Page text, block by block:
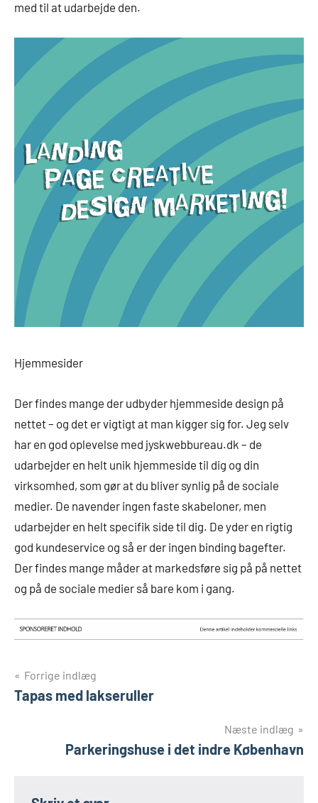
med til at udarbejde den.
Hjemmesider
Der findes mange der udbyder hjemmeside design på
nettet – og det er vigtigt at man kigger sig for. Jeg selv
har en god oplevelse med jyskwebbureau.dk – de
udarbejder en helt unik hjemmeside til dig og din
virksomhed, som gør at du bliver synlig på de sociale
medier. De navender ingen faste skabeloner, men
udarbejder en helt specifik side til dig. De yder en rigtig
god kundeservice og så er der ingen binding bagefter.
Der findes mange måder at markedsføre sig på på nettet
og på de sociale medier så bare kom i gang.
Indlægsnavigation
Forrige indlæg
Tapas med lakseruller
Næste indlæg
Parkeringshuse i det indre København